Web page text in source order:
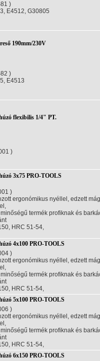
)
E4512, G30805
190mm/230V
)
E4513
flexibilis 1/4" PT.
)
3x75 PRO-TOOLS
)
ergonómikus nyéllel, edzett
minőségű termék profiknak és
HRC 51-54,
4x100 PRO-TOOLS
)
ergonómikus nyéllel, edzett
minőségű termék profiknak és
HRC 51-54,
5x100 PRO-TOOLS
)
ergonómikus nyéllel, edzett
minőségű termék profiknak és
HRC 51-54,
6x150 PRO-TOOLS